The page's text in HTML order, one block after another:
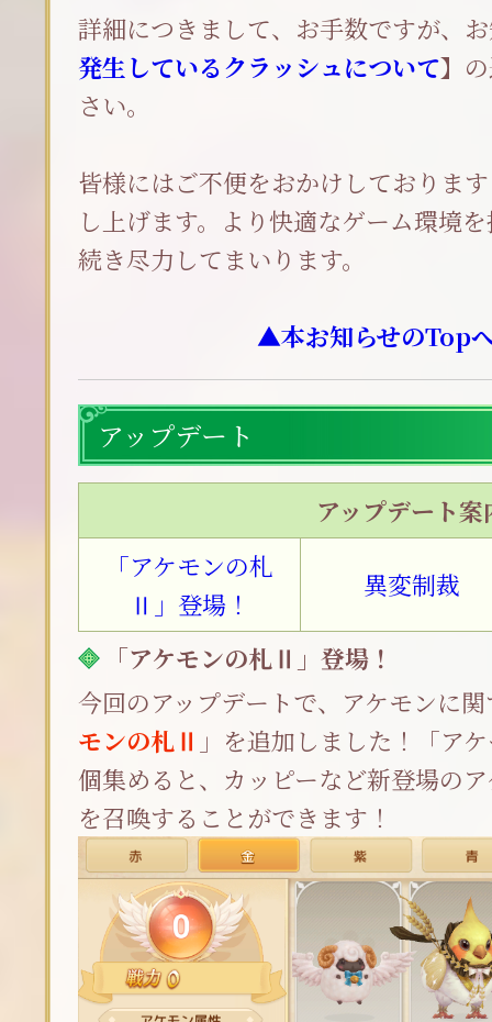
詳細につきまして、お手数ですが、
発生しているクラッシュについて】
さい。
皆様にはご不便をおかけしておりま
し上げます。より快適なゲーム環境
続き尽力してまいります。
▲本お知らせのTop
アップデート
アップデート案
「アケモンの札
Ⅱ」登場！
異変制裁
「アケモンの札Ⅱ」登場！
今回のアップデートで、アケモンに
モンの札Ⅱ 」を追加しました！「ア
個集めると、カッピーなど新登場の
を召喚することができます！